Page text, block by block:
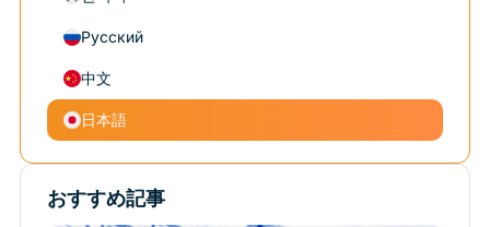
Русский
中文
日本語
おすすめ記事